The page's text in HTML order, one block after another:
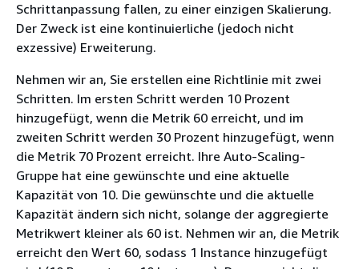
Schrittanpassung fallen, zu einer einzigen Skalierung.
Der Zweck ist eine kontinuierliche (jedoch nicht
exzessive) Erweiterung.
Nehmen wir an, Sie erstellen eine Richtlinie mit zwei
Schritten. Im ersten Schritt werden 10 Prozent
hinzugefügt, wenn die Metrik 60 erreicht, und im
zweiten Schritt werden 30 Prozent hinzugefügt, wenn
die Metrik 70 Prozent erreicht. Ihre Auto-Scaling-
Gruppe hat eine gewünschte und eine aktuelle
Kapazität von 10. Die gewünschte und die aktuelle
Kapazität ändern sich nicht, solange der aggregierte
Metrikwert kleiner als 60 ist. Nehmen wir an, die Metrik
erreicht den Wert 60, sodass 1 Instance hinzugefügt